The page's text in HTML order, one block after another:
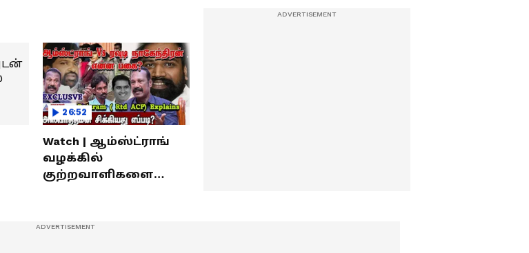
26:52
Watch | ஆம்ஸ்ட்ராங்
வழக்கில்
குற்றவாளிகளை
Rtd ACP Interview